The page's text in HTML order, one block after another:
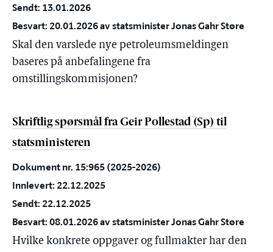
Sendt: 13.01.2026
Besvart: 20.01.2026 av statsminister Jonas Gahr Støre
Skal den varslede nye petroleumsmeldingen
baseres på anbefalingene fra
omstillingskommisjonen?
Skriftlig spørsmål fra Geir Pollestad (Sp) til
statsministeren
Dokument nr. 15:965 (2025-2026)
Innlevert: 22.12.2025
Sendt: 22.12.2025
Besvart: 08.01.2026 av statsminister Jonas Gahr Støre
Hvilke konkrete oppgaver og fullmakter har den